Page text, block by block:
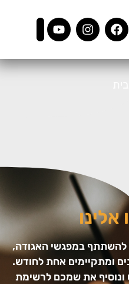
להשתתף במפגשי האגודה,
ומתקיימים אחת לחודש.
ונוסיף את שמכם לרשימת